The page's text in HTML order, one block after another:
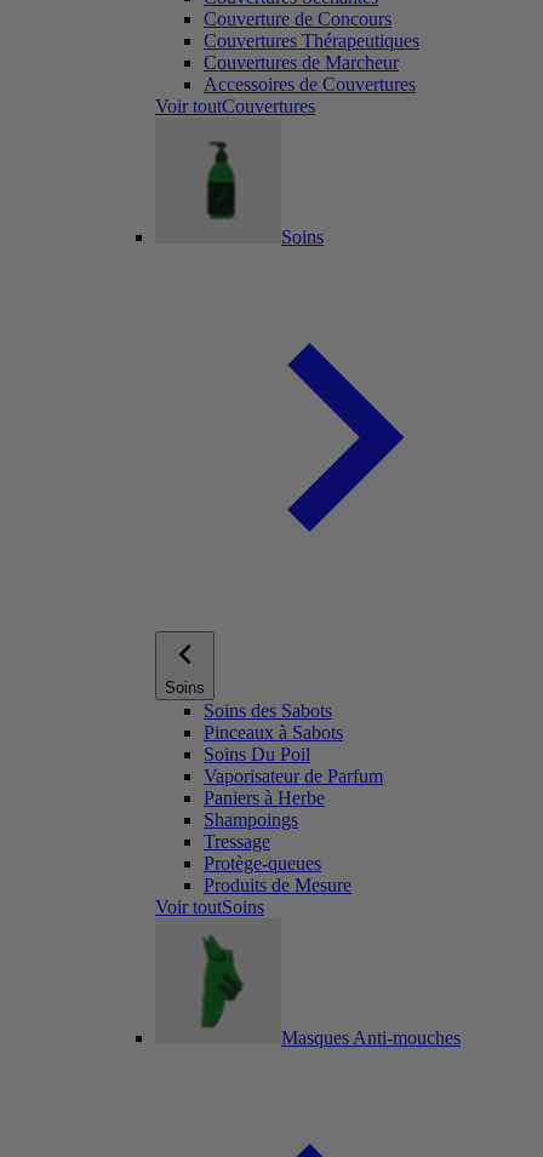
Couverture de Concours
Couvertures Thérapeutiques
Couvertures de Marcheur
Accessoires de Couvertures
Voir toutCouvertures
Soins
Soins
Soins des Sabots
Pinceaux à Sabots
Soins Du Poil
Vaporisateur de Parfum
Paniers à Herbe
Shampoings
Tressage
Protège-queues
Produits de Mesure
Voir toutSoins
Masques Anti-mouches